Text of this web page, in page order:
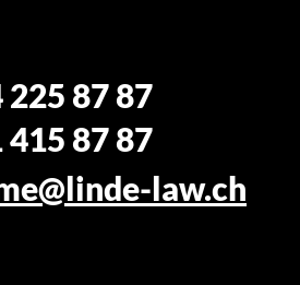
225 87 87
415 87 87
law.ch